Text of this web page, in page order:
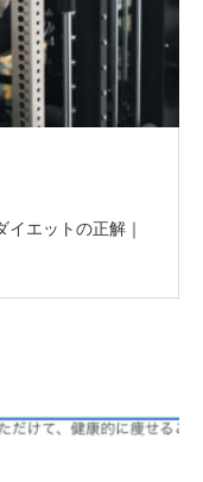
イエットの正解｜